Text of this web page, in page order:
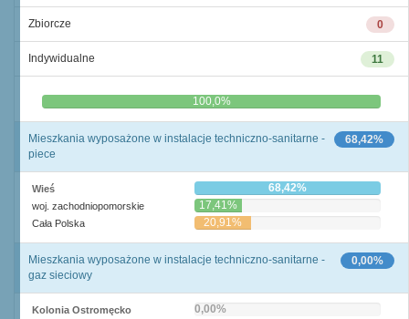
0
Zbiorcze
11
Indywidualne
0,0% 100,0%
68,42%
Mieszkania wyposażone w instalacje techniczno-sanitarne -
piece
Wieś 68,42%
woj. zachodniopomorskie 17,41%
Cała Polska 20,91%
0,00%
Mieszkania wyposażone w instalacje techniczno-sanitarne -
gaz sieciowy
Kolonia Ostromęcko 0,00%